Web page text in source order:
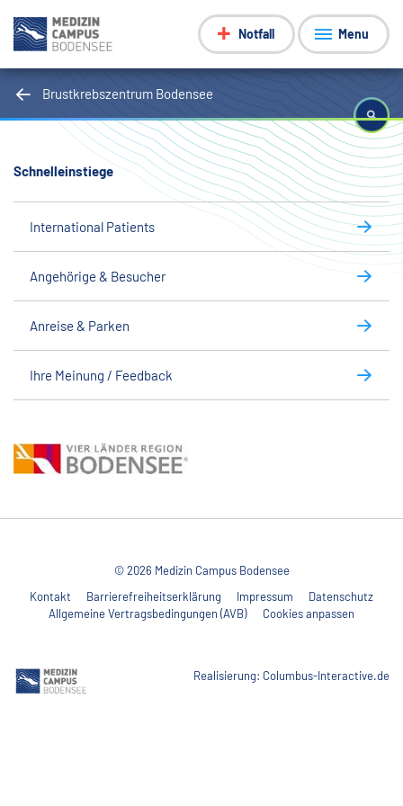
Notfall Menu
Brustkrebszentrum Bodensee
Schnelleinstiege
International Patients
Angehörige & Besucher
Anreise & Parken
Ihre Meinung / Feedback
© 2026 Medizin Campus Bodensee
Kontakt
Barrierefreiheitserklärung Impressum
Datenschutz
Allgemeine Vertragsbedingungen (AVB)
Cookies anpassen
Realisierung: Columbus-Interactive.de